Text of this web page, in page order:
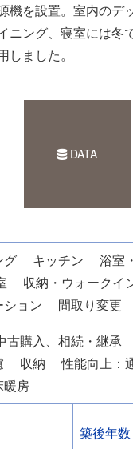
機を設置。室内のデ
ニング、寝室には冬
しました。
DATA
グ キッチン 浴室
収納・ウォークイ
ョン
間取り変更
古購入、相続・継承
収納
性能向上：
暖房
築後年数